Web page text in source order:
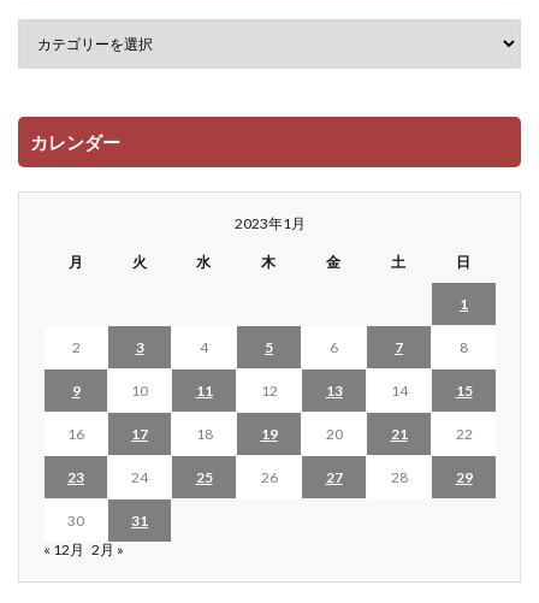
カレンダー
2023年1月
月 火 水 木 金 土 日
1
2 3 4 5 6 7 8
9 10 11 12 13 14 15
16 17 18 19 20 21 22
23 24 25 26 27 28 29
30
31
« 12月 2月 »